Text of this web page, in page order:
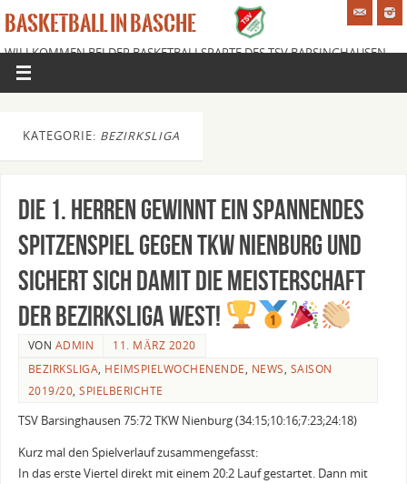
BASKETBALL IN BASCHE
WILLKOMMEN BEI DER BASKETBALLSPARTE DES TSV BARSINGHAUSEN
E.V.
KATEGORIE: BEZIRKSLIGA
Die 1. Herren gewinnt ein spannendes
Spitzenspiel gegen TKW Nienburg und
sichert sich damit die Meisterschaft
der Bezirksliga West!
VON ADMIN
11. MÄRZ 2020
BEZIRKSLIGA, HEIMSPIELWOCHENENDE, NEWS, SAISON
2019/20,SPIELBERICHTE
TSV Barsinghausen 75:72 TKW Nienburg (34:15;10:16;7:23;24:18)
Kurz mal den Spielverlauf zusammengefasst:
In das erste Viertel direkt mit einem 20:2 Lauf gestartet. Dann mit